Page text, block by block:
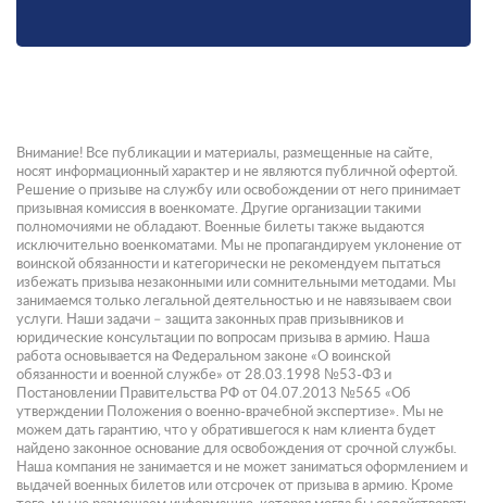
Внимание! Все публикации и материалы, размещенные на сайте,
носят информационный характер и не являются публичной офертой.
Решение о призыве на службу или освобождении от него принимает
призывная комиссия в военкомате. Другие организации такими
полномочиями не обладают. Военные билеты также выдаются
исключительно военкоматами. Мы не пропагандируем уклонение от
воинской обязанности и категорически не рекомендуем пытаться
избежать призыва незаконными или сомнительными методами. Мы
занимаемся только легальной деятельностью и не навязываем свои
услуги. Наши задачи – защита законных прав призывников и
юридические консультации по вопросам призыва в армию. Наша
работа основывается на Федеральном законе «О воинской
обязанности и военной службе» от 28.03.1998 №53-ФЗ и
Постановлении Правительства РФ от 04.07.2013 №565 «Об
утверждении Положения о военно-врачебной экспертизе». Мы не
можем дать гарантию, что у обратившегося к нам клиента будет
найдено законное основание для освобождения от срочной службы.
Наша компания не занимается и не может заниматься оформлением и
выдачей военных билетов или отсрочек от призыва в армию. Кроме